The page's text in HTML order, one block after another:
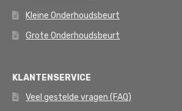
Kleine Onderhoudsbeurt
Grote Onderhoudsbeurt
KLANTENSERVICE
Veel gestelde vragen (FAQ)